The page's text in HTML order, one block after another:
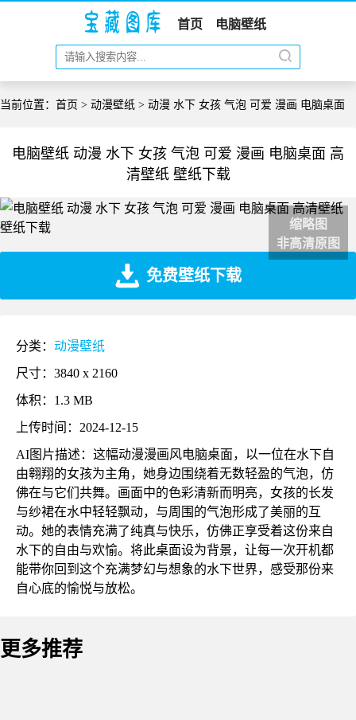
首页 电脑壁纸
当前位置： 首页 > 动漫壁纸 > 动漫 水下 女孩 气泡 可爱 漫画 电脑桌面
电脑壁纸 动漫 水下 女孩 气泡 可爱 漫画 电脑桌面 高
清壁纸 壁纸下载
缩略图
非高清原图
免费壁纸下载
分类： 动漫壁纸
尺寸：3840 x 2160
体积：1.3 MB
上传时间：2024-12-15
AI图片描述：这幅动漫漫画风电脑桌面，以一位在水下自
由翱翔的女孩为主角，她身边围绕着无数轻盈的气泡，仿
佛在与它们共舞。画面中的色彩清新而明亮，女孩的长发
与纱裙在水中轻轻飘动，与周围的气泡形成了美丽的互
动。她的表情充满了纯真与快乐，仿佛正享受着这份来自
水下的自由与欢愉。将此桌面设为背景，让每一次开机都
能带你回到这个充满梦幻与想象的水下世界，感受那份来
自心底的愉悦与放松。
更多推荐